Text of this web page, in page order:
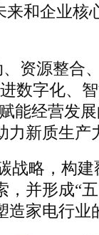
和企业核
资源整合
数字化、
能经营发
力新质生产
战略，构
并形成“
造家电行业